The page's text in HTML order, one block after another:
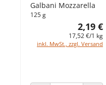
Galbani Mozzarella
125 g
2,19 €
17,52 €/1 kg
inkl. MwSt., zzgl. Versand